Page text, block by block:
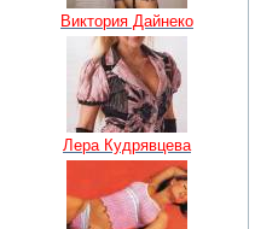
Виктория Дайнеко
Лера Кудрявцева